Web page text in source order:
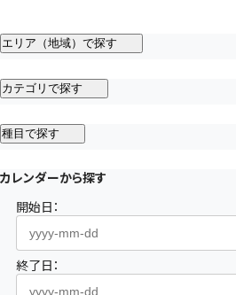
エリア（地域）で探す
カテゴリで探す
種目で探す
カレンダーから探す
開始日：
終了日：